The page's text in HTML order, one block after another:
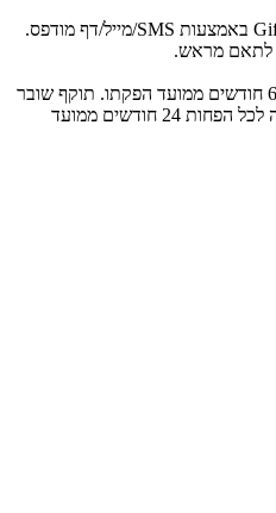
למימוש יש להציג את קוד ה-Gift Card באמצעות SMS/מייל/דף מודפס.
תוקף שובר כספי הינו לכל הפחות 60 חודשים ממועד הפקתו. תוקף שובר
לרכישת מוצר או שירות מסויים יהיה לכל הפחות 24 חודשים ממועד